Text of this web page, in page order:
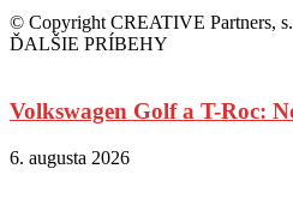
© Copyright CREATIVE Partners,
ĎALŠIE PRÍBEHY
Volkswagen Golf a T-Roc:
6. augusta 2026